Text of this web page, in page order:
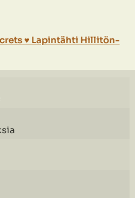
♥ Lapintähti Hillitön-